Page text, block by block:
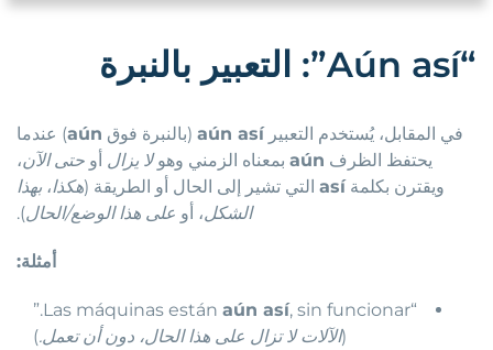
“Aún así”: التعبير بالنبرة
في المقابل، يُستخدم التعبير aún así(بالنبرة فوق aún) عندما
يحتفظ الظرف aúnبمعناه الزمني وهولا يزال أو حتى الآن،
ويقترن بكلمة asíالتي تشير إلى الحال أو الطريقة ( هكذا، بهذا
الشكل ، أو على هذا الوضع/الحال ).
أمثلة:
aún así
, sin funcionar.”
الآلات لا تزال على هذا الحال، دون أن تعمل.)